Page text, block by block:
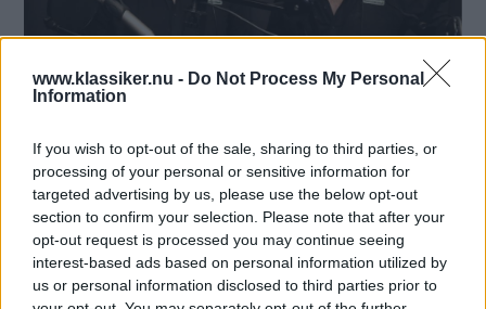
www.klassiker.nu - Do Not Process My Personal
Information
If you wish to opt-out of the sale, sharing to third parties, or
processing of your personal or sensitive information for
targeted advertising by us, please use the below opt-out
section to confirm your selection. Please note that after your
opt-out request is processed you may continue seeing
interest-based ads based on personal information utilized by
us or personal information disclosed to third parties prior to
Det blir fullt pådrag i Arvika i sommar! Kalle Evrell och Dan Lööf från Arvika
Fordonsmuseum gästar poddstudion och berättar om polisbilsutställningen
som öppnar den 6 juni.